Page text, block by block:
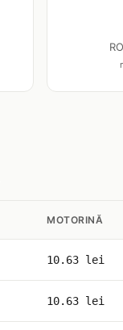
MOTORINĂ
10.63 lei
10.63 lei